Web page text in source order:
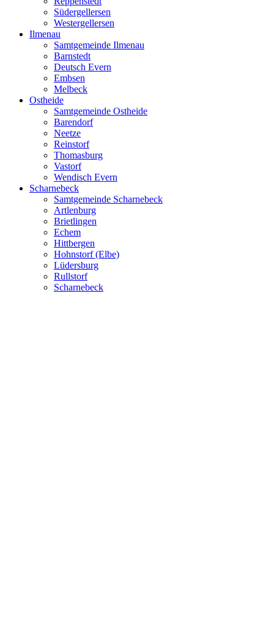
Südergellersen
Westergellersen
Ilmenau
Samtgemeinde Ilmenau
Barnstedt
Deutsch Evern
Embsen
Melbeck
Ostheide
Samtgemeinde Ostheide
Barendorf
Neetze
Reinstorf
Thomasburg
Vastorf
Wendisch Evern
Scharnebeck
Samtgemeinde Scharnebeck
Artlenburg
Brietlingen
Echem
Hittbergen
Hohnstorf (Elbe)
Lüdersburg
Rullstorf
Scharnebeck